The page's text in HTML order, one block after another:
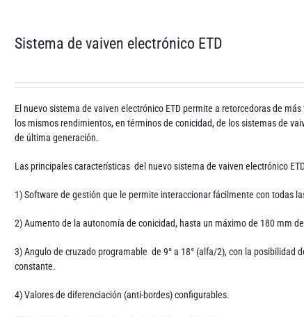
Sistema de vaiven electrónico ETD
El nuevo sistema de vaiven electrónico ETD permite a retorcedoras de
los mismos rendimientos, en términos de conicidad, de los sistemas de
de última generación.
Las principales características del nuevo sistema de vaiven electrónico
1) Software de gestión que le permite interaccionar fácilmente con todas
2) Aumento de la autonomía de conicidad, hasta un máximo de 180 mm
3) Angulo de cruzado programable de 9° a 18° (alfa/2), con la posibilidad
constante.
4) Valores de diferenciación (anti-bordes) configurables.